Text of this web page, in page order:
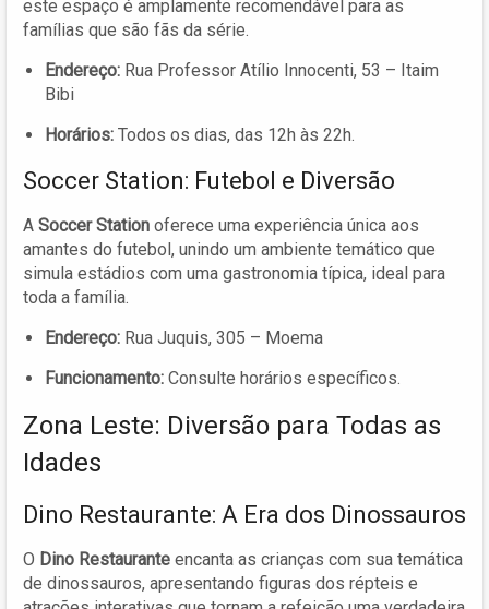
este espaço é amplamente recomendável para as
famílias que são fãs da série.
Endereço: Rua Professor Atílio Innocenti, 53 – Itaim
Bibi
Horários: Todos os dias, das 12h às 22h.
Soccer Station: Futebol e Diversão
A Soccer Station oferece uma experiência única aos
amantes do futebol, unindo um ambiente temático que
simula estádios com uma gastronomia típica, ideal para
toda a família.
Endereço: Rua Juquis, 305 – Moema
Funcionamento: Consulte horários específicos.
Zona Leste: Diversão para Todas as
Idades
Dino Restaurante: A Era dos Dinossauros
O Dino Restaurante encanta as crianças com sua temática
de dinossauros, apresentando figuras dos répteis e